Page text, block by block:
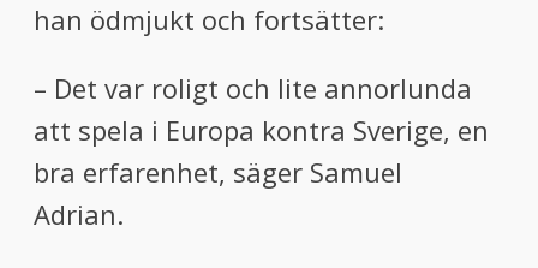
han ödmjukt och fortsätter:
– Det var roligt och lite annorlunda
att spela i Europa kontra Sverige, en
bra erfarenhet, säger Samuel
Adrian.